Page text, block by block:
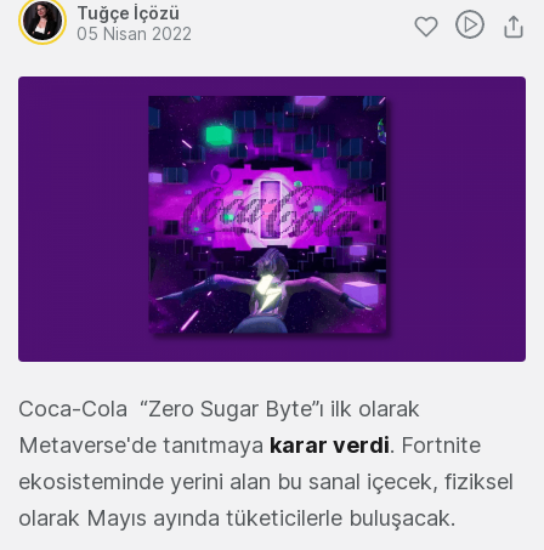
Tuğçe İçözü
05 Nisan 2022
Coca-Cola “Zero Sugar Byte”ı ilk olarak
Metaverse'de tanıtmaya karar verdi. Fortnite
ekosisteminde yerini alan bu sanal içecek, fiziksel
olarak Mayıs ayında tüketicilerle buluşacak.